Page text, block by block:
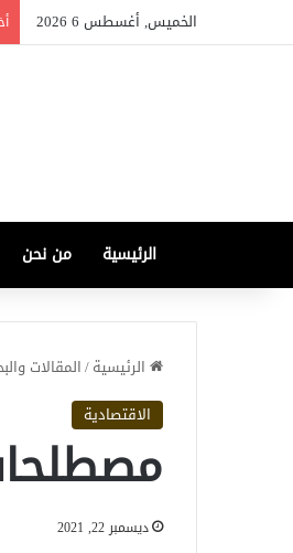
الخميس, أغسطس 6 2026
الرئيسية من نحن
الرئيسية/المقالات
الاقتصادية
ديسمبر 22, 2021